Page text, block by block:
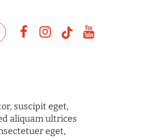
suscipit eget,
aliquam ultrices
eget,